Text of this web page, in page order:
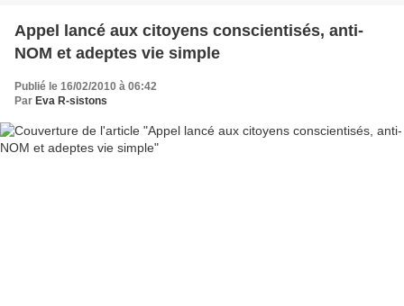
Appel lancé aux citoyens conscientisés, anti-
NOM et adeptes vie simple
Publié le 16/02/2010 à 06:42
Par Eva R-sistons